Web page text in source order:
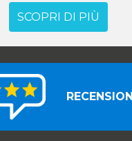
SCOPRI DI PIÙ
RECENSIONI